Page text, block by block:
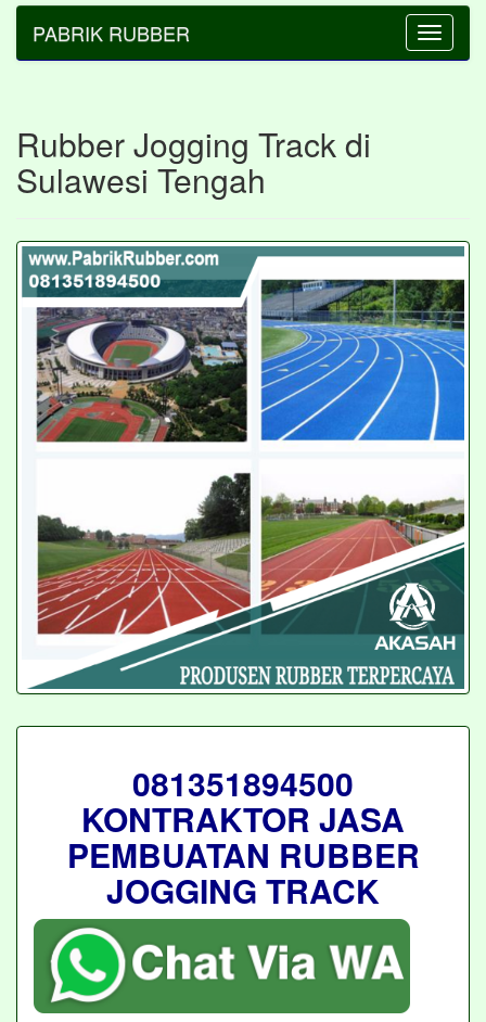
Toggle
PABRIK RUBBER
Rubber Jogging Track di
Sulawesi Tengah
081351894500
KONTRAKTOR JASA
PEMBUATAN RUBBER
JOGGING TRACK